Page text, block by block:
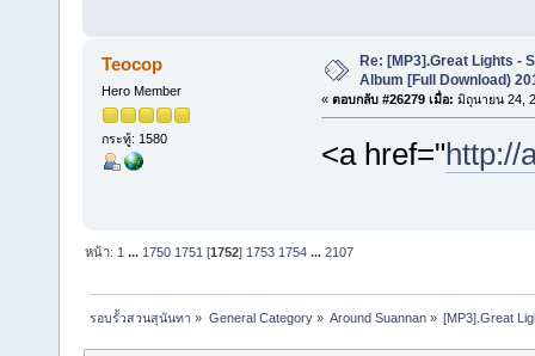
Teocop
Hero Member
กระทู้: 1580
Re: [MP3].Great Lights -
Album [Full Download)
« ตอบกลับ #26279 เมื่อ: มิถุนายน 24,
<a href="http://
หน้า: 1 ... 1750 1751 [1752] 1753 1754 ...2107
รอบรั้วสวนสุนันทา » General Category» Around Suannan» [MP3].Great